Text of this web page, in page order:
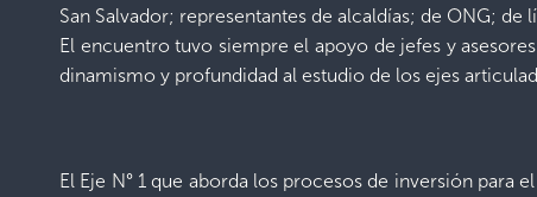
San Salvador; representantes de alcaldías; de ONG;
El encuentro tuvo siempre el apoyo de jefes y
dinamismo y profundidad al estudio de los ejes
El Eje N° 1 que aborda los procesos de inversión